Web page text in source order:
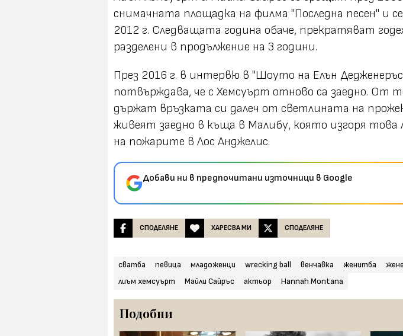
снимачната площадка на филма "Последна песен" и
2012 г. Следващата година обаче, прекратяват
разделени в продължение на 3 години.
През 2016 г. в интервю в "Шоуто на Елън
потвърждава, че с Хемсуърт отново са заедно. От
държат връзката си далеч от светлината на
живеят заедно в къща в Малибу, която изгоря това
на пожарите в Лос Анджелис.
Добави ни в предпочитани източници в Google
СПОДЕЛЯНЕ ХАРЕСВА МИ СПОДЕЛЯНЕ
сватба певица младоженци wrecking ball венчавка женитба
лиъм хемсуърт
Майли Сайръс актьор Hannah Montana
Подобни